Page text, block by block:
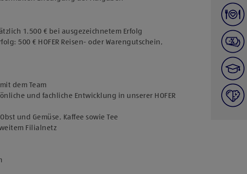
1.500 € bei ausgezeichnetem Erfolg
500 € HOFER Reisen- oder Warengutschein,
dem Team
und fachliche Entwicklung in unserer HOFER
und Gemüse, Kaffee sowie Tee
Filialnetz